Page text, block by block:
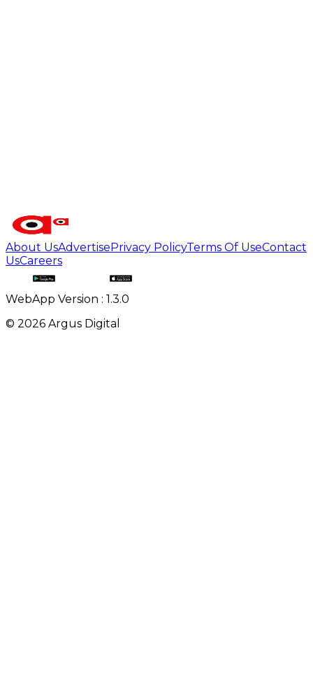
About UsAdvertisePrivacy PolicyTerms Of UseContact
UsCareers
WebApp Version : 1.3.0
© 2026 Argus Digital